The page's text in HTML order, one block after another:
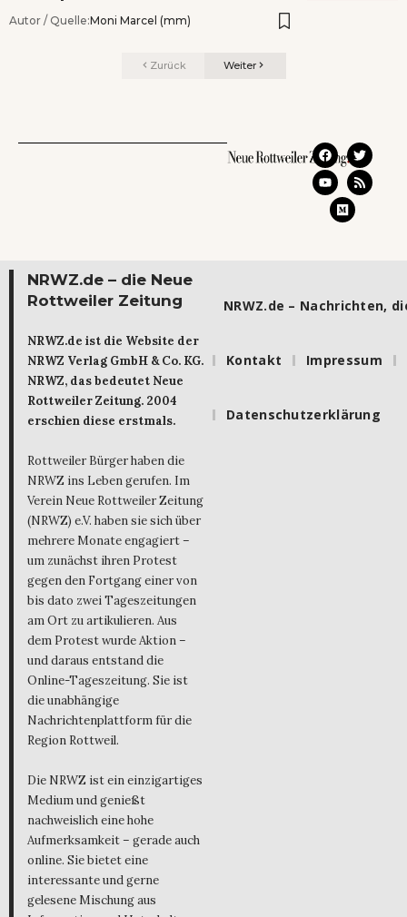
Autor / Quelle:Moni Marcel (mm)
Zurück Weiter
NRWZ.de – die Neue
Rottweiler Zeitung
NRWZ.de ist die Website der
NRWZ Verlag GmbH & Co. KG.
NRWZ, das bedeutet Neue
Rottweiler Zeitung. 2004
erschien diese erstmals.
Rottweiler Bürger haben die
NRWZ ins Leben gerufen. Im
Verein Neue Rottweiler Zeitung
(NRWZ) e.V. haben sie sich über
mehrere Monate engagiert –
um zunächst ihren Protest
gegen den Fortgang einer von
bis dato zwei Tageszeitungen
am Ort zu artikulieren. Aus
dem Protest wurde Aktion –
und daraus entstand die
Online-Tageszeitung. Sie ist
die unabhängige
Nachrichtenplattform für die
Region Rottweil.
Die NRWZ ist ein einzigartiges
Medium und genießt
nachweislich eine hohe
Aufmerksamkeit – gerade auch
online. Sie bietet eine
interessante und gerne
gelesene Mischung aus
NRWZ.de – Nachrichten,
Kontakt Impressum
Datenschutzerklärung